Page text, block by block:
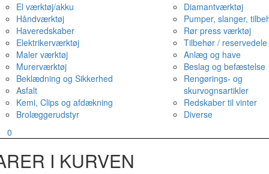
El værktøj/akku
Håndværktøj
Haveredskaber
Elektrikerværktøj
Maler værktøj
Murerværktøj
Beklædning og Sikkerhed
Asfalt
Kemi, Clips og afdækning
Brolæggerudstyr
Diamantværktøj
Pumper, slanger,
Rør press værktøj
Tilbehør / reservedele
Anlæg og have
Beslag og befæstelse
Rengørings- og
skurvognsartikler
Redskaber til vinter
Diverse
0
I KURVEN